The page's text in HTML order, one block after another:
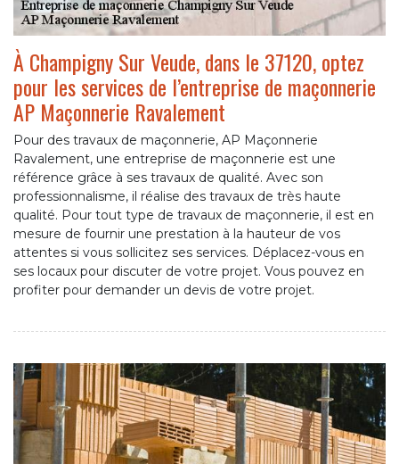
À Champigny Sur Veude, dans le 37120, optez
pour les services de l’entreprise de maçonnerie
AP Maçonnerie Ravalement
Pour des travaux de maçonnerie, AP Maçonnerie
Ravalement, une entreprise de maçonnerie est une
référence grâce à ses travaux de qualité. Avec son
professionnalisme, il réalise des travaux de très haute
qualité. Pour tout type de travaux de maçonnerie, il est en
mesure de fournir une prestation à la hauteur de vos
attentes si vous sollicitez ses services. Déplacez-vous en
ses locaux pour discuter de votre projet. Vous pouvez en
profiter pour demander un devis de votre projet.